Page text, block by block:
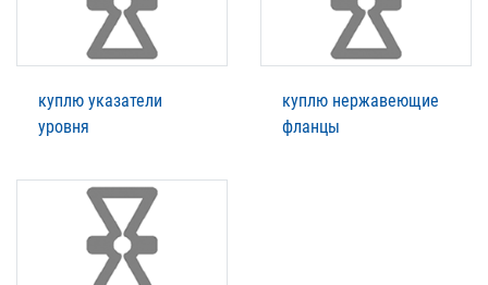
куплю указатели
уровня
куплю нержавеющие
фланцы